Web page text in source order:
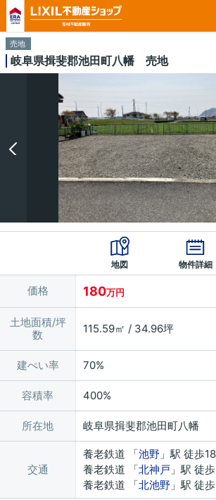
売地
岐阜県揖斐郡池田町八幡 売地
地図 物件詳細
価格 180万円
土地面積/坪
数
115.59㎡ / 34.96坪
建ぺい率 70%
容積率 400%
所在地 岐阜県揖斐郡池田町八幡
交通
養老鉄道 「池野 」駅 徒歩
養老鉄道 「北神戸 」駅 徒
養老鉄道 「北池野 」駅 徒